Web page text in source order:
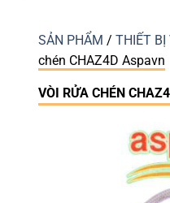
SẢN PHẨM / THIẾT BỊ
chén CHAZ4D Aspavn
VÒI RỬA CHÉN